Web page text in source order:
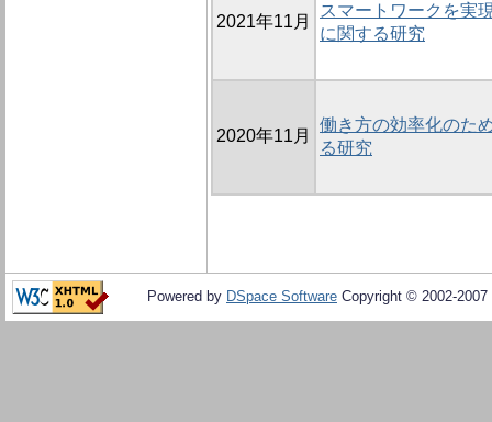
2021年11月
スマートワークを実
に関する研究
2020年11月
働き方の効率化のた
る研究
Powered by DSpace Software Copyright © 2002-2007